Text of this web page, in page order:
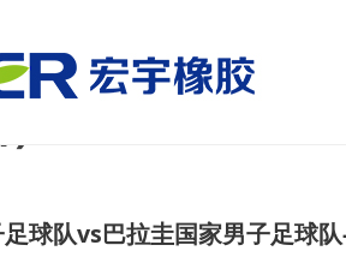
男子足球队
球队vs巴拉圭国家男子足球